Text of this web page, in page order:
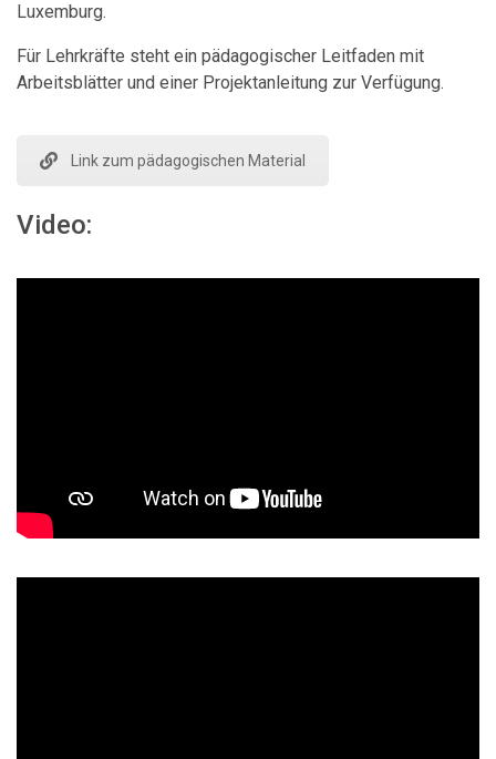
Luxemburg.
Für Lehrkräfte steht ein pädagogischer Leitfaden mit
Arbeitsblätter und einer Projektanleitung zur Verfügung.
Link zum pädagogischen Material
Video: